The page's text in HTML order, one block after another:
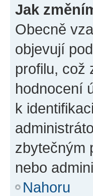
Jak
Obecně
objevují
profilu, což
hodnocení
k
zbytečným
nebo
Nahoru